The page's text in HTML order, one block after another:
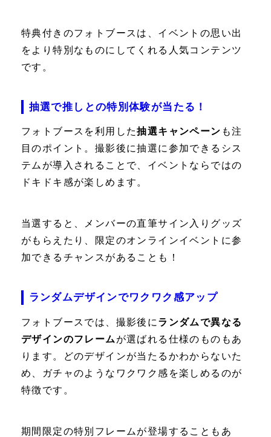
特典付きのフォトブースは、イベントの思い出
をより特別なものにしてくれる人気コンテンツ
です。
抽選で推しとの特別体験が当たる！
フォトブースを利用した抽選キャンペーン も注
目のポイント。撮影後に抽選に参加できるシス
テムが導入されることで、イベントならではの
ドキドキ感が楽しめます。
当選すると、メンバーの直筆サイン入りグッズ
がもらえたり、限定のオンラインイベントに参
加できるチャンスがあることも！
ランダムデザインでワクワク感アップ
フォトブースでは、撮影後に ランダムで異なる
デザインのフレーム が選ばれる仕様のものもあ
ります。どのデザインが当たるかわからないた
め、ガチャのようなワクワク感を楽しめるのが
特徴です。
期間限定の特別フレームが登場することもあ